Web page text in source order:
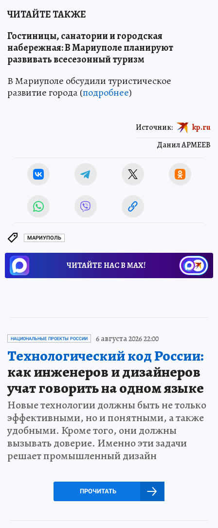
ЧИТАЙТЕ ТАКЖЕ
Гостиницы, санатории и городская
набережная: В Мариуполе планируют
развивать всесезонный туризм
В Мариуполе обсудили туристическое
развитие города (подробнее)
Данил АРМЕЕВ
Источник: kp.ru
МАРИУПОЛЬ
ЧИТАЙТЕ НАС В МАХ!
НАЦИОНАЛЬНЫЕ ПРОЕКТЫ РОССИИ 6 августа 2026 22:00
Технологический код России:
как инженеров и дизайнеров
учат говорить на одном языке
Новые технологии должны быть не только
эффективными, но и понятными, а также
удобными. Кроме того, они должны
вызывать доверие. Именно эти задачи
решает промышленный дизайн
ПРОЧИТАТЬ